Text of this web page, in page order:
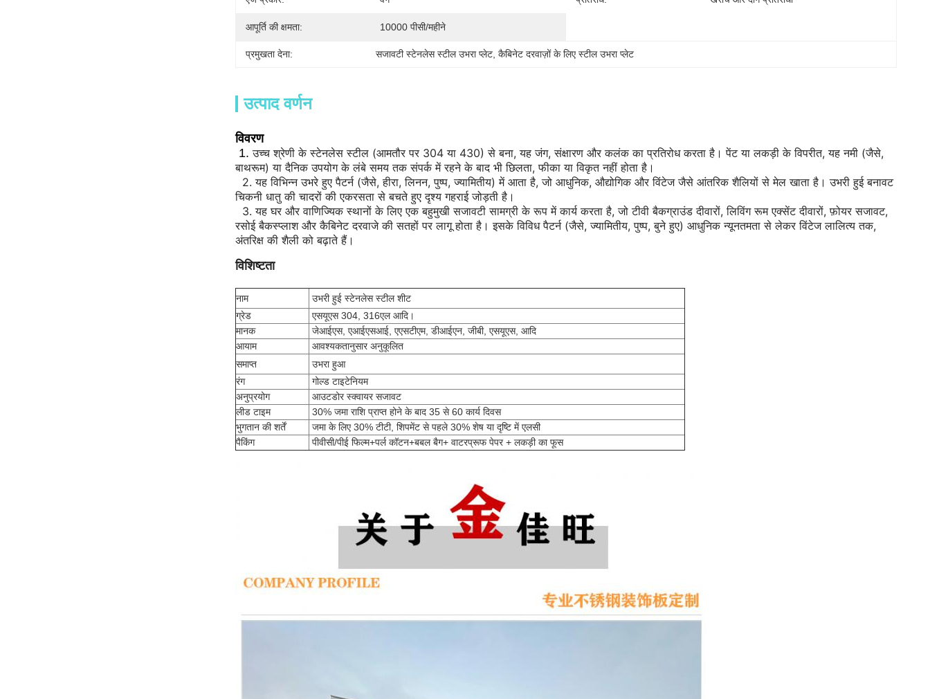
आपूर्ति की क्षमता: 10000 पीसी/महीने
प्रमुखता देना: सजावटी स्टेनलेस स्टील उभरा प्लेट , कैबिनेट दरवाज़ों के लिए स्टील उभरा प्लेट
उत्पाद वर्णन
विवरण
1.उच्च श्रेणी के स्टेनलेस स्टील (आमतौर पर 304 या 430) से बना, यह जंग, संक्षारण और कलंक का प्रतिरोध करता है। पेंट या लकड़ी के विपरीत, यह नमी (जैसे,
बाथरूम) या दैनिक उपयोग के लंबे समय तक संपर्क में रहने के बाद भी छिलता, फीका या विकृत नहीं होता है।
2.यह विभिन्न उभरे हुए पैटर्न (जैसे, हीरा, लिनन, पुष्प, ज्यामितीय) में आता है, जो आधुनिक, औद्योगिक और विंटेज जैसे आंतरिक शैलियों से मेल खाता है। उभरी हुई बनावट
चिकनी धातु की चादरों की एकरसता से बचते हुए दृश्य गहराई जोड़ती है।
3.यह घर और वाणिज्यिक स्थानों के लिए एक बहुमुखी सजावटी सामग्री के रूप में कार्य करता है, जो टीवी बैकग्राउंड दीवारों, लिविंग रूम एक्सेंट दीवारों, फ़ोयर सजावट,
रसोई बैकस्प्लाश और कैबिनेट दरवाजे की सतहों पर लागू होता है। इसके विविध पैटर्न (जैसे, ज्यामितीय, पुष्प, बुने हुए) आधुनिक न्यूनतमता से लेकर विंटेज लालित्य तक,
अंतरिक्ष की शैली को बढ़ाते हैं।
विशिष्टता
नाम
उभरी हुई स्टेनलेस स्टील शीट
ग्रेड
एसयूएस 304, 316एल आदि।
मानक
जेआईएस, एआईएसआई, एएसटीएम, डीआईएन, जीबी, एसयूएस, आदि
आयाम
आवश्यकतानुसार अनुकूलित
समाप्त
उभरा हुआ
रंग
गोल्ड टाइटेनियम
अनुप्रयोग
आउटडोर स्क्वायर सजावट
लीड टाइम
30% जमा राशि प्राप्त होने के बाद 35 से 60 कार्य दिवस
भुगतान की शर्तें
जमा के लिए 30% टीटी, शिपमेंट से पहले 30% शेष या दृष्टि में एलसी
पैकिंग
पीवीसी/पीई फिल्म+पर्ल कॉटन+बबल बैग+ वाटरप्रूफ पेपर + लकड़ी का फूस